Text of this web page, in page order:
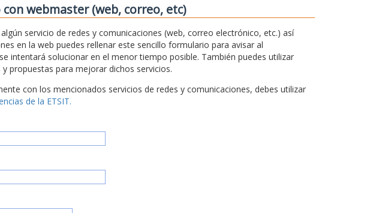
webmaster (web, correo, etc)
servicio de redes y comunicaciones (web, correo electrónico, etc.) así
en la web puedes rellenar este sencillo formulario para avisar al
intentará solucionar en el menor tiempo posible. También puedes utilizar
propuestas para mejorar dichos servicios.
con los mencionados servicios de redes y comunicaciones, debes utilizar
de la ETSIT.